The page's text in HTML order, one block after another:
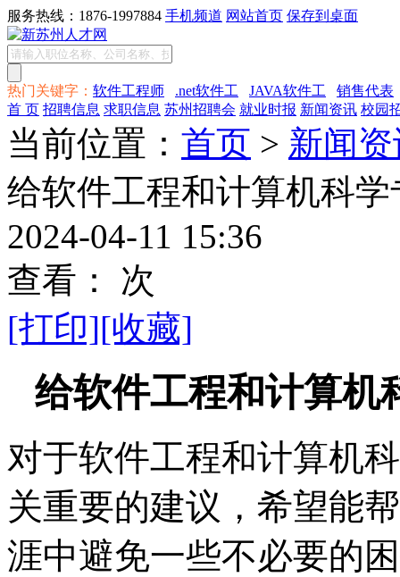
服务热线：1876-1997884 手机频道 网站首页 保存到桌面
热门关键字： 软件工程师 .net软件工 JAVA软件工
销售代表
首 页 招聘信息 求职信息 苏州招聘会 就业时报 新闻资讯 校园
当前位置： 首页 > 新闻
给软件工程和计算机科
2024-04-11 15:36
查看：
次
[打印][收藏]
给软件工程和计算机
对于软件工程和计算机
关重要的建议，希望能
涯中避免一些不必要的